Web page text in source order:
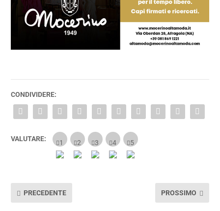
CONDIVIDERE:
VALUTARE:
PRECEDENTE PROSSIMO